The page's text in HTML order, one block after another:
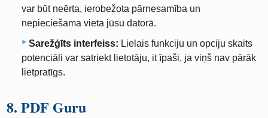
var būt neērta, ierobežota pārnesamība un
nepieciešama vieta jūsu datorā.
Sarežģīts interfeiss: Lielais funkciju un opciju skaits
potenciāli var satriekt lietotāju, it īpaši, ja viņš nav pārāk
lietpratīgs.
8. PDF Guru